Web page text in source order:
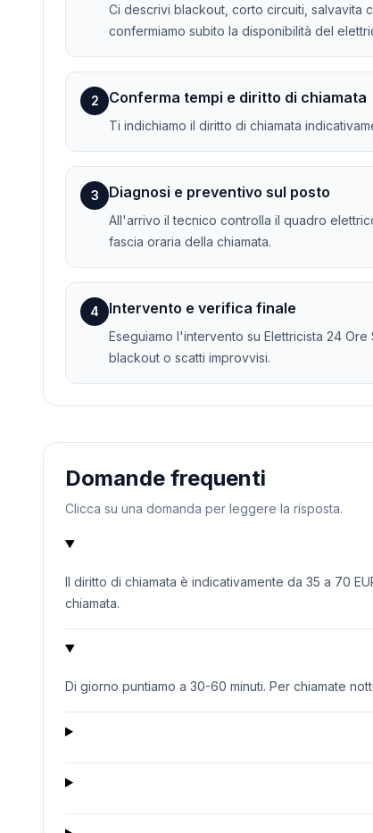
Ci descrivi blackout, corto circuiti, salvavita
confermiamo subito la disponibilità del
2 Conferma tempi e diritto di chiamata
Ti indichiamo il diritto di chiamata
3 Diagnosi e preventivo sul posto
All'arrivo il tecnico controlla il quadro
fascia oraria della chiamata.
4 Intervento e verifica finale
Eseguiamo l'intervento su Elettricista 24
blackout o scatti improvvisi.
Domande frequenti
Clicca su una domanda per leggere la risposta.
Il diritto di chiamata è indicativamente da 35 a 70
chiamata.
Di giorno puntiamo a 30-60 minuti. Per chiamate